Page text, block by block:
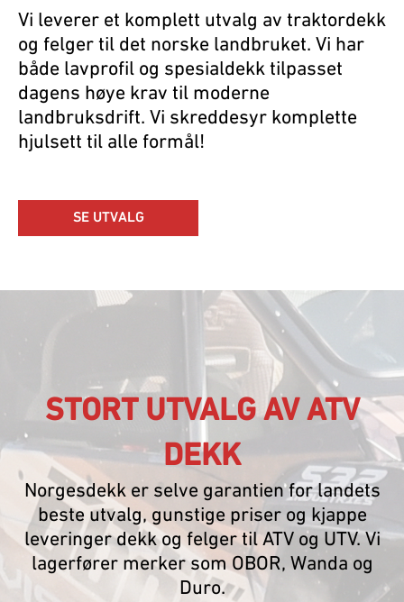
Vi leverer et komplett utvalg av traktordekk
og felger til det norske landbruket. Vi har
både lavprofil og spesialdekk tilpasset
dagens høye krav til moderne
landbruksdrift. Vi skreddesyr komplette
hjulsett til alle formål!
SE UTVALG
STORT UTVALG AV ATV
DEKK
Norgesdekk er selve garantien for landets
beste utvalg, gunstige priser og kjappe
leveringer dekk og felger til ATV og UTV. Vi
lagerfører merker som OBOR, Wanda og
Duro.